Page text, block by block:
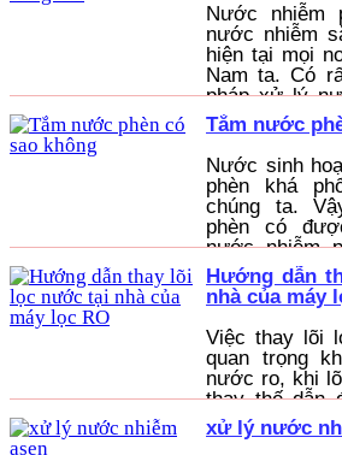
Nước nhiễm
nước nhiễm
hiện tại mọi
Nam ta. Có
pháp xử lý
Trong số
được ưa
thực hiện.
Tắm nước
Nước sinh
phèn khá
chúng ta.
phèn có
nước nhiễm
viêm da
hiệu quả nước
Hướng dẫn
nhà của máy
Việc thay lõi
quan trọng
nước ro, khi
thay thế dẫn
giam và chất
không được
xử lý nước